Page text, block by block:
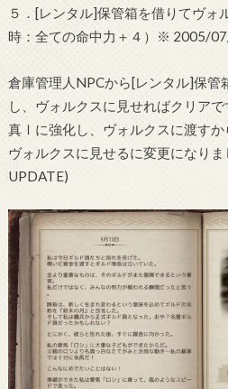
５．[レンタル]保管箱を借りてヴォ
時：全ての命中力＋４）※ 2005/
倉庫管理人NPCから[レンタル]保管
し、ヴォルクスに見せればクリア
真Ⅰに強化し、ヴォルクスに渡すか
ヴォルクスに見せるに変更になり
UPDATE)